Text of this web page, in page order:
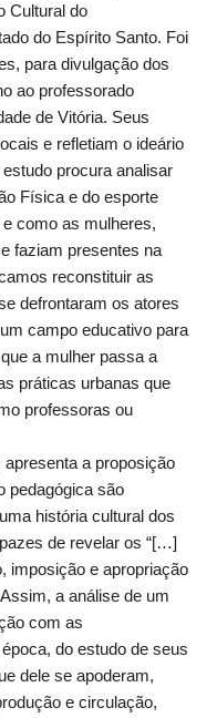
Cultural do
do Espírito Santo. Foi
para divulgação dos
ao professorado
de Vitória. Seus
e refletiam o ideário
procura analisar
Física e do esporte
como as mulheres,
faziam presentes na
reconstituir as
defrontaram os atores
campo educativo para
a mulher passa a
práticas urbanas que
professoras ou
a proposição
pedagógica são
história cultural dos
de revelar os “[…]
imposição e apropriação
a análise de um
com as
do estudo de seus
dele se apoderam,
e circulação,